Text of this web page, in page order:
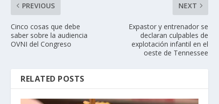
PREVIOUS
Cinco cosas que debe
saber sobre la audiencia
OVNI del Congreso
NEXT
Expastor y entrenador se
declaran culpables de
explotación infantil en el
oeste de Tennessee
RELATED POSTS